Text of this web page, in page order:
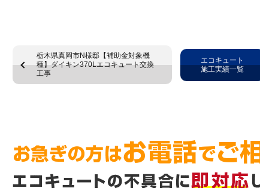
栃木県真岡市N様邸【補助金対象機
種】ダイキン370Lエコキュート交換
工事
エコキュート
施工実績一覧